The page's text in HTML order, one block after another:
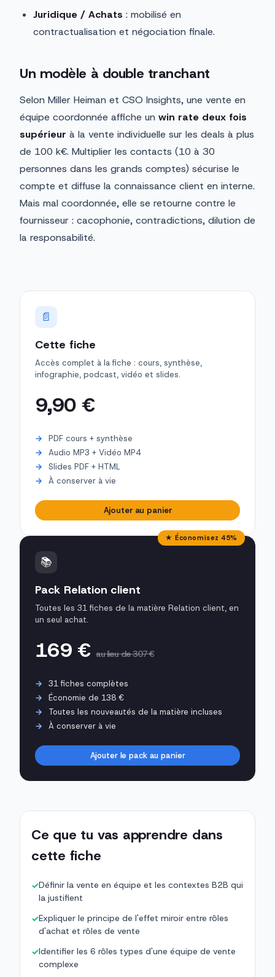
Juridique / Achats : mobilisé en
contractualisation et négociation finale.
Un modèle à double tranchant
Selon Miller Heiman et CSO Insights, une vente en
équipe coordonnée affiche un win rate deux fois
supérieur à la vente individuelle sur les deals à plus
de 100 k€. Multiplier les contacts (10 à 30
personnes dans les grands comptes) sécurise le
compte et diffuse la connaissance client en interne.
Mais mal coordonnée, elle se retourne contre le
fournisseur : cacophonie, contradictions, dilution de
la responsabilité.
📄
Cette fiche
Accès complet à la fiche : cours, synthèse,
infographie, podcast, vidéo et slides.
9,90 €
PDF cours + synthèse
Audio MP3 + Vidéo MP4
Slides PDF + HTML
À conserver à vie
Ajouter au panier
★ Économisez 45%
📚
Pack Relation client
Toutes les 31 fiches de la matière Relation client, en
un seul achat.
169 €au lieu de 307 €
31 fiches complètes
Économie de 138 €
Toutes les nouveautés de la matière incluses
À conserver à vie
Ajouter le pack au panier
Ce que tu vas apprendre dans
cette fiche
✓Définir la vente en équipe et les contextes B2B qui
la justifient
✓Expliquer le principe de l'effet miroir entre rôles
d'achat et rôles de vente
✓Identifier les 6 rôles types d'une équipe de vente
complexe